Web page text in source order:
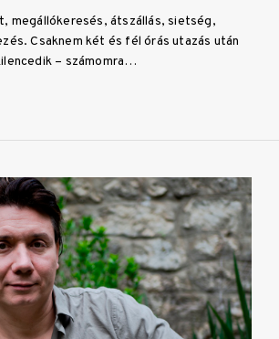
megállókeresés, átszállás, sietség,
Csaknem két és fél órás utazás után
– számomra…